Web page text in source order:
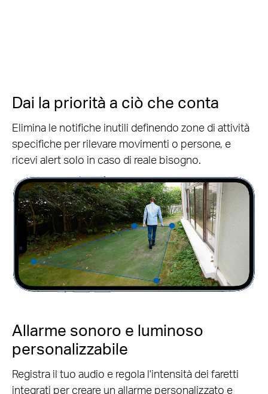
Dai la priorità a ciò che conta
Elimina le notifiche inutili definendo zone di attività
specifiche per rilevare movimenti o persone, e
ricevi alert solo in caso di reale bisogno.
Allarme sonoro e luminoso
personalizzabile
Registra il tuo audio e regola l'intensità dei faretti
integrati per creare un allarme personalizzato e